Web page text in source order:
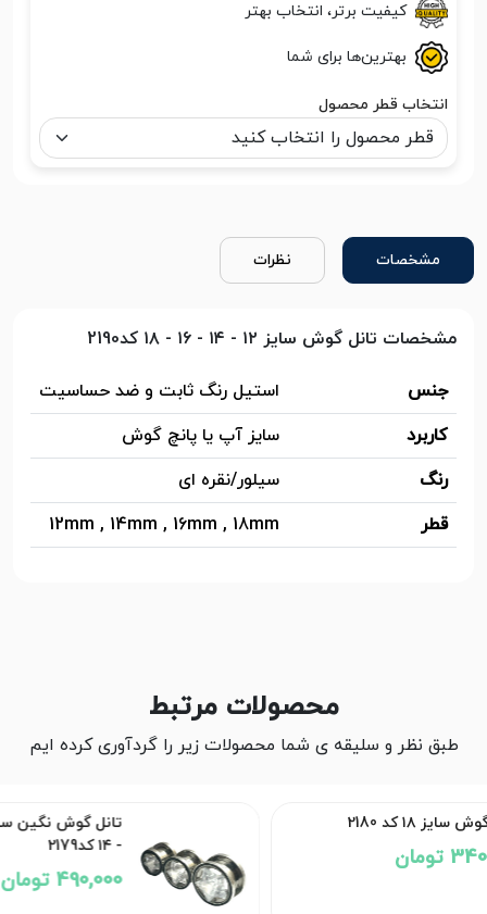
کیفیت برتر، انتخاب بهتر
بهترین‌ها برای شما
انتخاب قطر محصول
مشخصات نظرات
مشخصات تانل گوش سایز ۱۲ - ۱۴ - ۱۶ - ۱۸ کد2190
جنس
استیل رنگ ثابت و ضد حساسیت
کاربرد
سایز آپ یا پانچ گوش
رنگ
سیلور/نقره ای
قطر
12mm , 14mm , 16mm , 18mm
محصولات مرتبط
طبق نظر و سلیقه ی شما محصولات زیر را گردآوری کرده ایم
تانل گوش نگین ستاره سایز ۸ - ۱۰
490,000 تومان